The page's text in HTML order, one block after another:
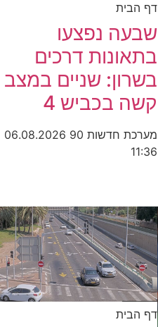
דף הבית
שבעה נפצעו
בתאונות דרכים
בשרון: שניים במצב
קשה בכביש 4
מערכת חדשות 90
06.08.2026
11:36
דף הבית